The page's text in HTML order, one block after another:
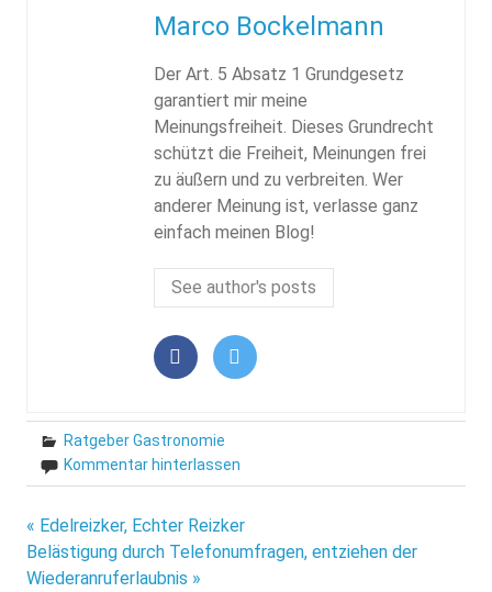
Marco Bockelmann
Der Art. 5 Absatz 1 Grundgesetz
garantiert mir meine
Meinungsfreiheit. Dieses Grundrecht
schützt die Freiheit, Meinungen frei
zu äußern und zu verbreiten. Wer
anderer Meinung ist, verlasse ganz
einfach meinen Blog!
See author's posts
Ratgeber Gastronomie
Kommentar hinterlassen
Beitragsnavigation
« Edelreizker, Echter Reizker
Belästigung durch Telefonumfragen, entziehen der
Wiederanruferlaubnis »